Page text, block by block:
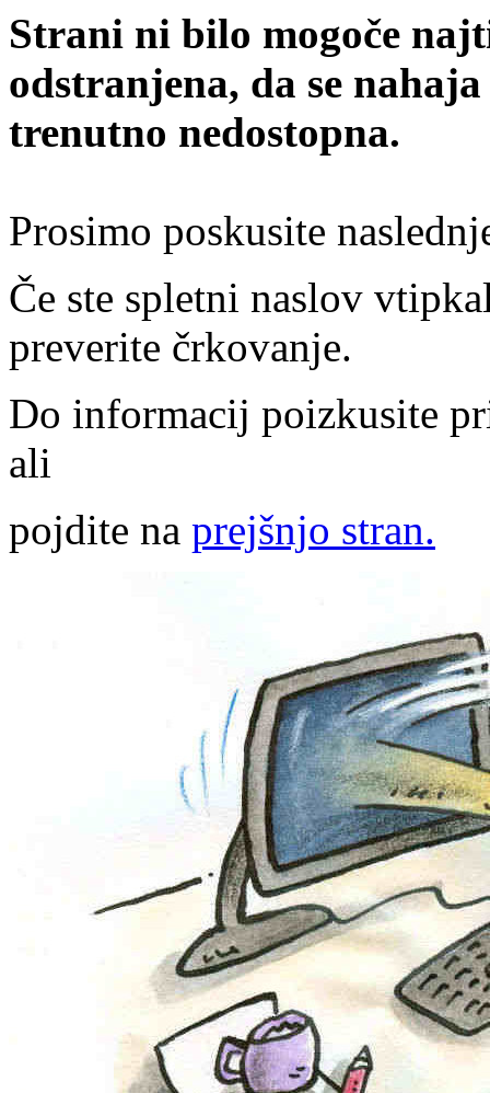
Strani ni bilo mogoče
odstranjena, da se
trenutno nedostopna.
Prosimo poskusite
Če ste spletni naslov
preverite črkovanje.
Do informacij poizkusite
ali
pojdite na prejšnjo stran.